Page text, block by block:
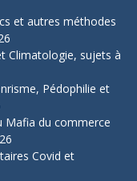
et autres méthodes
Climatologie, sujets à
Pédophilie et
Mafia du commerce
Covid et